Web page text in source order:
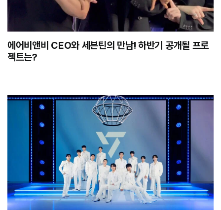
에어비앤비 CEO와 세븐틴의 만남! 하반기 공개될 프로
젝트는?